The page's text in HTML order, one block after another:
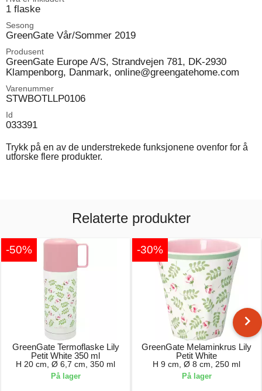
1 flaske
Sesong
GreenGate Vår/Sommer 2019
Produsent
GreenGate Europe A/S, Strandvejen 781, DK-2930
Klampenborg, Danmark, online@greengatehome.com
Varenummer
STWBOTLLP0106
Id
033391
Trykk på en av de understrekede funksjonene ovenfor for å
utforske flere produkter.
Relaterte produkter
-50%
GreenGate Termoflaske Lily
Petit White 350 ml
H 20 cm, Ø 6,7 cm, 350 ml
På lager
-30%
GreenGate Melaminkrus Lily
Petit White
H 9 cm, Ø 8 cm, 250 ml
På lager